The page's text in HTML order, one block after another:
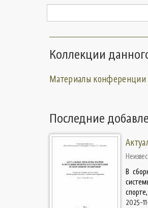
Коллекции
Материалы
Последние
В
2025-